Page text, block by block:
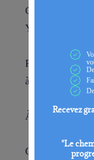
Golfiquement,
Youtube en
Pour plus de
à la newsletter
À vous de jouer
Golfiquement